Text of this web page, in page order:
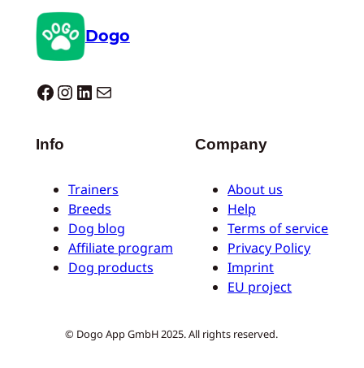
Dogo
Dogo facebook InstagramLinkedIn Mail
Info
Trainers
Breeds
Dog blog
Affiliate program
Dog products
Company
About us
Help
Terms of service
Privacy Policy
Imprint
EU project
© Dogo App GmbH 2025. All rights reserved.